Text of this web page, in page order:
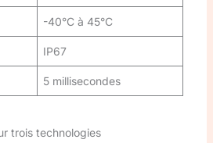
-40°C à 45°C
IP67
5 millisecondes
trois technologies